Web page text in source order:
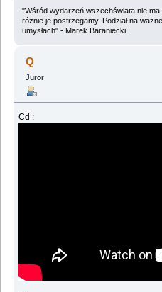
"Wśród wydarzeń wszechświata nie
różnie je postrzegamy. Podział na
umysłach" - Marek Baraniecki
Q
Juror
Cd :